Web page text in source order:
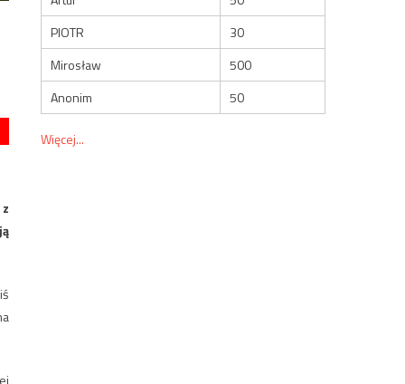
PIOTR
30
Mirosław
500
Anonim
50
Więcej...